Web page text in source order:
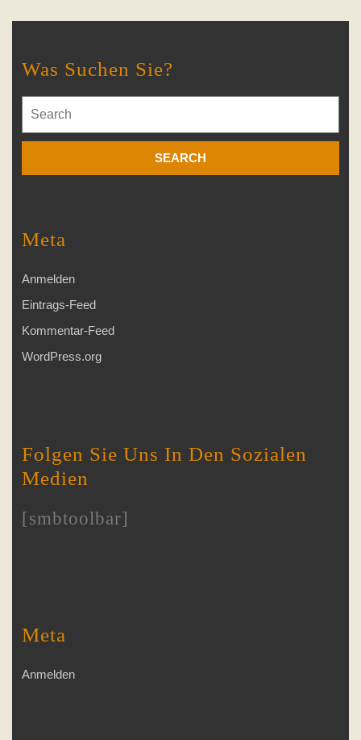
Was Suchen Sie?
for:
Meta
Anmelden
Eintrags-Feed
Kommentar-Feed
WordPress.org
Folgen Sie Uns In Den Sozialen
Medien
[smbtoolbar]
Meta
Anmelden